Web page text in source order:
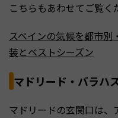
こちらもあわせてご覧く
スペインの気候を都市
装とベストシーズン
マドリード・バラハ
マドリードの玄関口は、